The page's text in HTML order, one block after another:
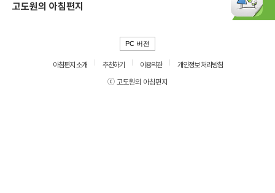
고도원의 아침편지
PC 버전
아침편지 소개 추천하기 이용약관
개인정보 처리방침
ⓒ 고도원의 아침편지